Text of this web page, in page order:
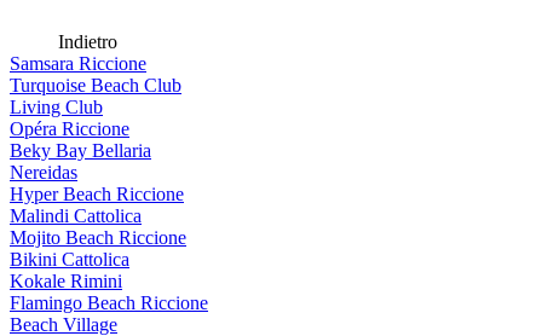
Indietro
Samsara Riccione
Turquoise Beach Club
Living Club
Opéra Riccione
Beky Bay Bellaria
Nereidas
Hyper Beach Riccione
Malindi Cattolica
Mojito Beach Riccione
Bikini Cattolica
Kokale Rimini
Flamingo Beach Riccione
Beach Village